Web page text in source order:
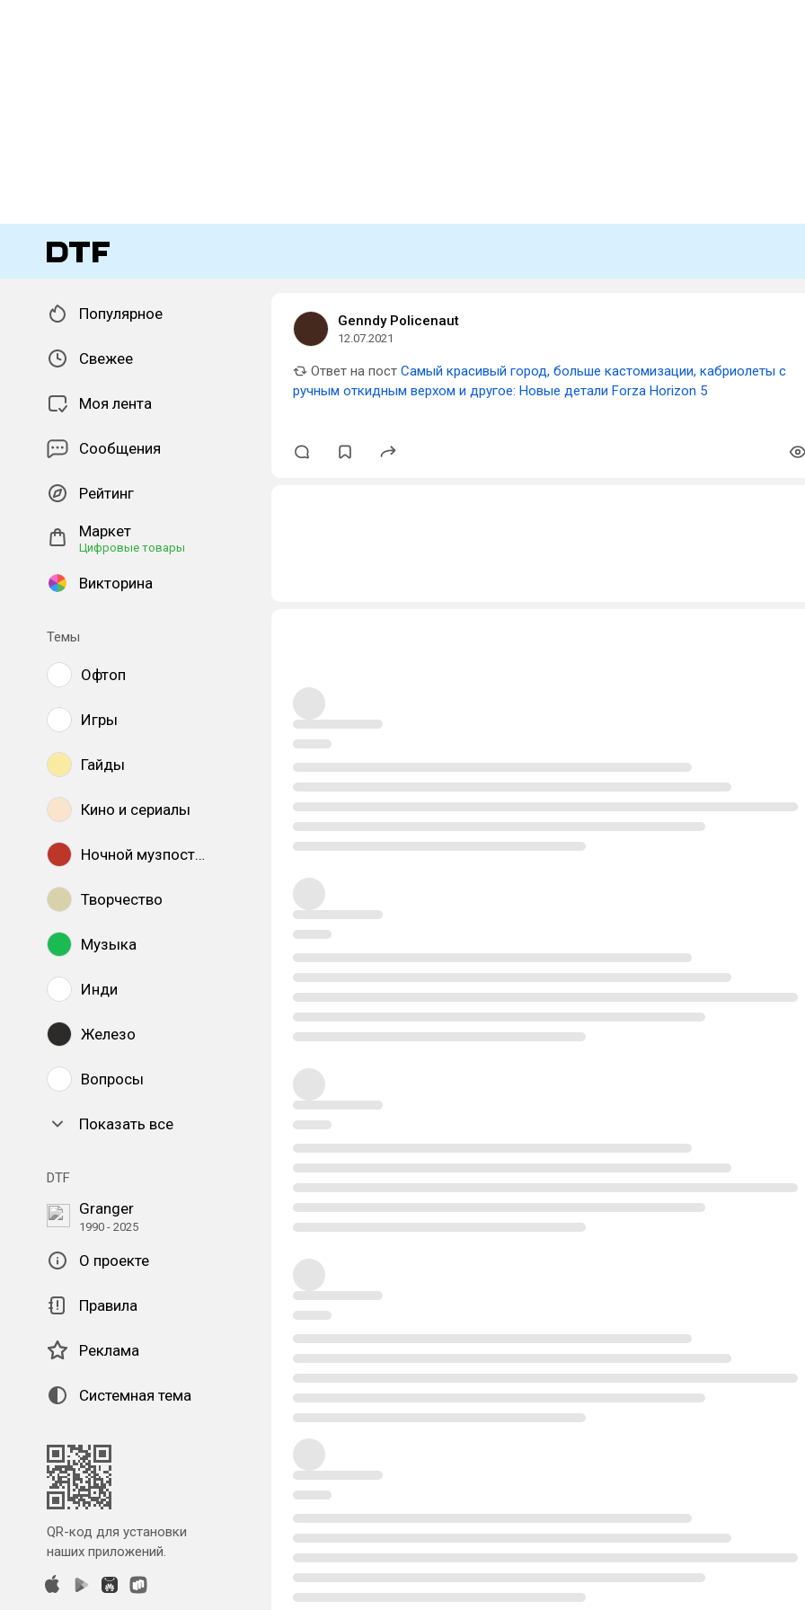
Популярное
Свежее
Моя лента
Сообщения
Рейтинг
Маркет
Цифровые товары
Викторина
Темы
Офтоп
Игры
Гайды
Кино и сериалы
Ночной музпостинг
Творчество
Музыка
Инди
Железо
Вопросы
Показать все
DTF
Granger
1990 - 2025
О проекте
Правила
Реклама
Системная тема
QR-код для установки
наших приложений.
Genndy Policenaut
12.07.2021
Ответ на пост Самый красивый город, больше кастомизации, кабриолеты с
ручным откидным верхом и другое: Новые детали Forza Horizon 5